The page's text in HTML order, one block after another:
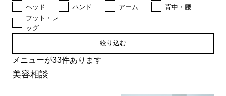
ヘッド
ハンド アーム
背中・腰
フット・レ
ッグ
絞り込む
メニューが33件あります
美容相談